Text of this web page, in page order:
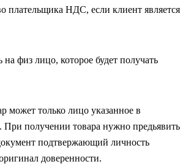
плательщика НДС, если клиент является
на физ лицо, которое будет получать
может только лицо указанное в
При получении товара нужно предьявить
подтвержающий личность
доверенности.